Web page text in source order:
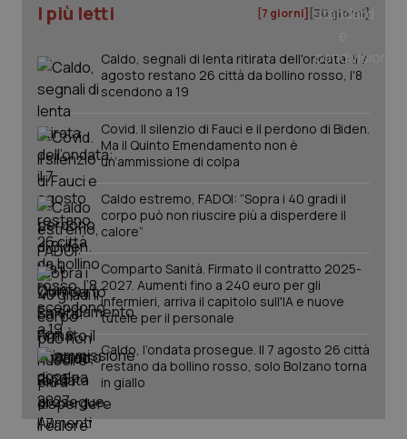
I più letti [7 giorni] [30 giorni]
Caldo, segnali di lenta ritirata dell'ondata: il 7
agosto restano 26 città da bollino rosso, l'8
scendono a 19
Covid. Il silenzio di Fauci e il perdono di Biden.
Ma il Quinto Emendamento non è
un’ammissione di colpa
Caldo estremo, FADOI: “Sopra i 40 gradi il
corpo può non riuscire più a disperdere il
calore”
Comparto Sanità. Firmato il contratto 2025-
2027. Aumenti fino a 240 euro per gli
infermieri, arriva il capitolo sull'IA e nuove
tutele per il personale
Caldo, l’ondata prosegue. Il 7 agosto 26 città
restano da bollino rosso, solo Bolzano torna
in giallo
PHPSESSID